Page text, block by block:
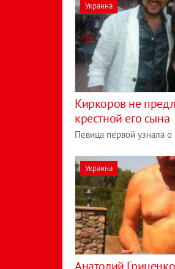
Украина
Киркоров не
крестной его сына
Певица первой узнала
Украина